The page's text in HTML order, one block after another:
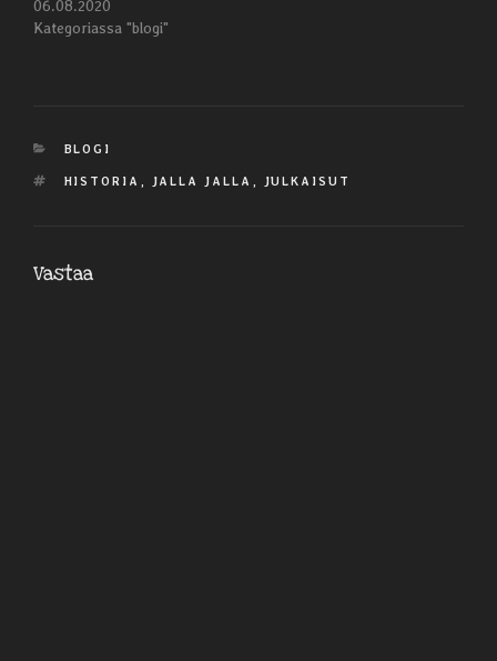
06.08.2020
Kategoriassa "blogi"
KATEGORIAT
BLOGI
AVAINSANAT
HISTORIA , JALLA JALLA , JULKAISUT
Vastaa